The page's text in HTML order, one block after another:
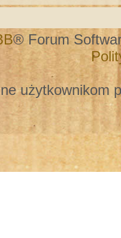
® Forum
użytkownikom